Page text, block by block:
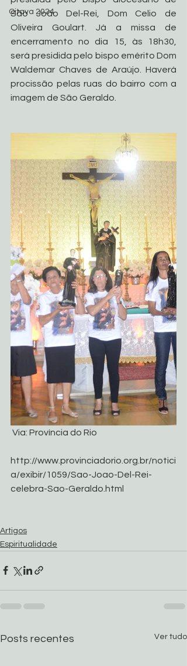
Oitava 2024
São João Del-Rei, Dom Celio de
Oliveira Goulart. Já a missa de
encerramento no dia 15, às 18h30,
será presidida pelo bispo emérito Dom
Waldemar Chaves de Araújo. Haverá
procissão pelas ruas do bairro com a
imagem de São Geraldo.
Via: Província do Rio
http://www.provinciadorio.org.br/notici
a/exibir/1059/Sao-Joao-Del-Rei-
celebra-Sao-Geraldo.html
Artigos
Espiritualidade
Posts recentes Ver tudo